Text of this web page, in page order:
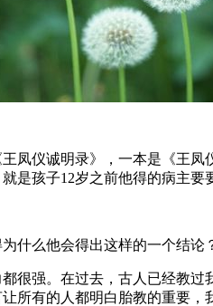
凤仪诚明录》，一本是《王
是孩子12岁之前他得的病主要
什么他会得出这样的一个结论
很强。在过去，古人已经教
所有的人都明白胎教的重要